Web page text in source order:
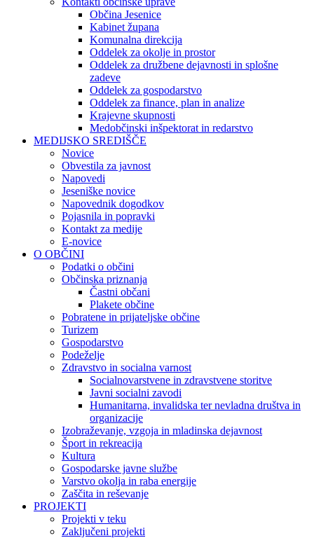
Občina Jesenice
Kabinet župana
Komunalna direkcija
Oddelek za okolje in prostor
Oddelek za družbene dejavnosti in splošne
zadeve
Oddelek za gospodarstvo
Oddelek za finance, plan in analize
Krajevne skupnosti
Medobčinski inšpektorat in redarstvo
MEDIJSKO SREDIŠČE
Novice
Obvestila za javnost
Napovedi
Jeseniške novice
Napovednik dogodkov
Pojasnila in popravki
Kontakt za medije
E-novice
O OBČINI
Podatki o občini
Občinska priznanja
Častni občani
Plakete občine
Pobratene in prijateljske občine
Turizem
Gospodarstvo
Podeželje
Zdravstvo in socialna varnost
Socialnovarstvene in zdravstvene storitve
Javni socialni zavodi
Humanitarna, invalidska ter nevladna društva in
organizacije
Izobraževanje, vzgoja in mladinska dejavnost
Šport in rekreacija
Kultura
Gospodarske javne službe
Varstvo okolja in raba energije
Zaščita in reševanje
PROJEKTI
Projekti v teku
Zaključeni projekti